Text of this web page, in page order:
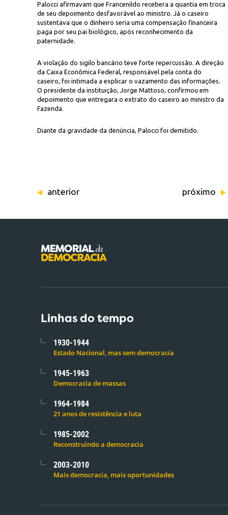
Palocci afirmavam que Francenildo recebera a quantia em troca
de seu depoimento desfavorável ao ministro. Já o caseiro
sustentava que o dinheiro seria uma compensação financeira
paga por seu pai biológico, após reconhecimento da
paternidade.
A violação do sigilo bancário teve forte repercussão. A direção
da Caixa Econômica Federal, responsável pela conta do
caseiro, foi intimada a explicar o vazamento das informações.
O presidente da instituição, Jorge Mattoso, confirmou em
depoimento que entregara o extrato do caseiro ao ministro da
Fazenda.
Diante da gravidade da denúncia, Palocci foi demitido.
anterior próximo
Linhas do tempo
1930-1944
Estado Nacional, mas sem democracia
1945-1963
Democracia de massas
1964-1984
21 anos de resistência e luta
1985-2002
Reconstruindo a democracia
2003-2010
Mais democracia, mais oportunidades